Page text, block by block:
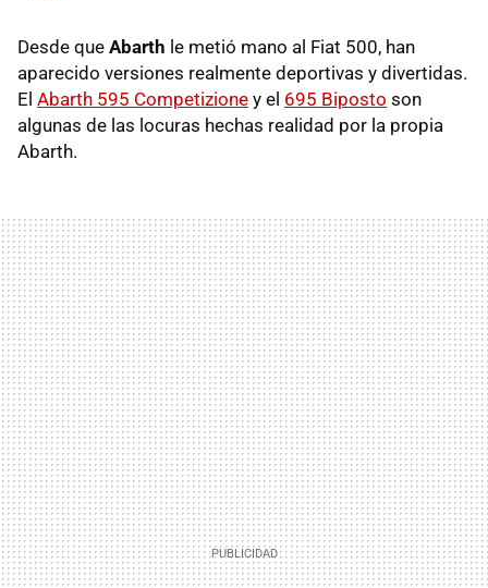
Desde que Abarth le metió mano al Fiat 500, han
aparecido versiones realmente deportivas y divertidas.
El Abarth 595 Competizione y el 695 Biposto son
algunas de las locuras hechas realidad por la propia
Abarth.